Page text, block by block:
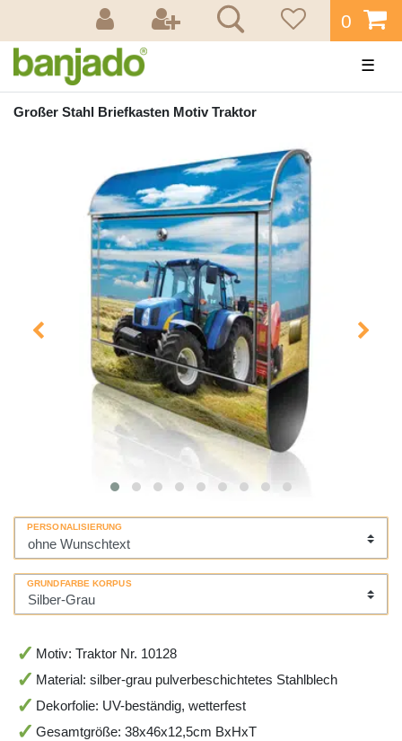
0
☰
Großer Stahl Briefkasten Motiv Traktor
PERSONALISIERUNG
GRUNDFARBE KORPUS
Motiv: Traktor Nr. 10128
Material: silber-grau pulverbeschichtetes Stahlblech
Dekorfolie: UV-beständig, wetterfest
Gesamtgröße: 38x46x12,5cm BxHxT